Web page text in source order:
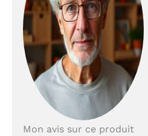
Mon avis sur ce produit